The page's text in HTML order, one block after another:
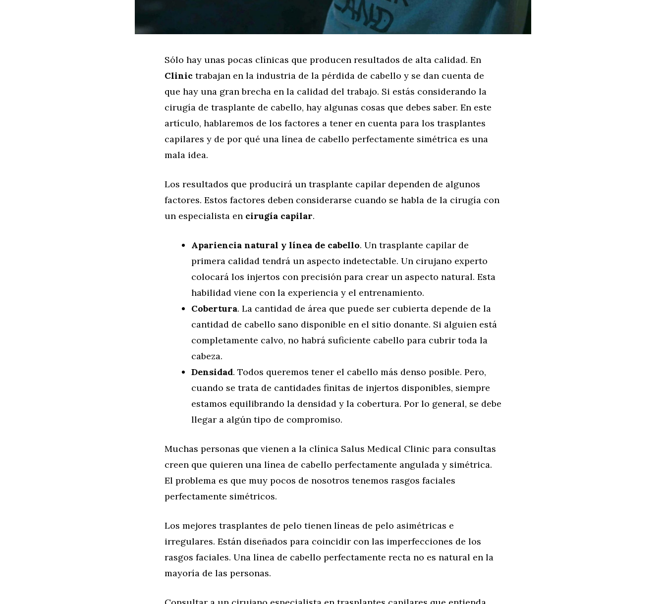
Sólo hay unas pocas clínicas que producen resultados de alta calidad. En
Clinic trabajan en la industria de la pérdida de cabello y se dan cuenta de
que hay una gran brecha en la calidad del trabajo. Si estás considerando la
cirugía de trasplante de cabello, hay algunas cosas que debes saber. En este
artículo, hablaremos de los factores a tener en cuenta para los trasplantes
capilares y de por qué una línea de cabello perfectamente simétrica es una
mala idea.
Los resultados que producirá un trasplante capilar dependen de algunos
factores. Estos factores deben considerarse cuando se habla de la cirugía con
un especialista en cirugía capilar.
Apariencia natural y línea de cabello. Un trasplante capilar de
primera calidad tendrá un aspecto indetectable. Un cirujano experto
colocará los injertos con precisión para crear un aspecto natural. Esta
habilidad viene con la experiencia y el entrenamiento.
Cobertura. La cantidad de área que puede ser cubierta depende de la
cantidad de cabello sano disponible en el sitio donante. Si alguien está
completamente calvo, no habrá suficiente cabello para cubrir toda la
cabeza.
Densidad. Todos queremos tener el cabello más denso posible. Pero,
cuando se trata de cantidades finitas de injertos disponibles, siempre
estamos equilibrando la densidad y la cobertura. Por lo general, se debe
llegar a algún tipo de compromiso.
Muchas personas que vienen a la clínica Salus Medical Clinic para consultas
creen que quieren una línea de cabello perfectamente angulada y simétrica.
El problema es que muy pocos de nosotros tenemos rasgos faciales
perfectamente simétricos.
Los mejores trasplantes de pelo tienen líneas de pelo asimétricas e
irregulares. Están diseñados para coincidir con las imperfecciones de los
rasgos faciales. Una línea de cabello perfectamente recta no es natural en la
mayoría de las personas.